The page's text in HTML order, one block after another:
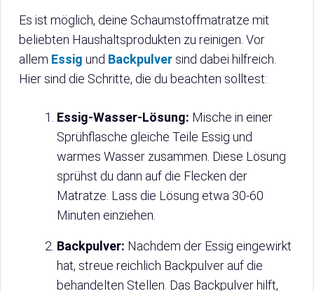
Es ist möglich, deine Schaumstoffmatratze mit
beliebten Haushaltsprodukten zu reinigen. Vor
allem Essig und Backpulver sind dabei hilfreich.
Hier sind die Schritte, die du beachten solltest:
Essig-Wasser-Lösung: Mische in einer
Sprühflasche gleiche Teile Essig und
warmes Wasser zusammen. Diese Lösung
sprühst du dann auf die Flecken der
Matratze. Lass die Lösung etwa 30-60
Minuten einziehen.
Backpulver: Nachdem der Essig eingewirkt
hat, streue reichlich Backpulver auf die
behandelten Stellen. Das Backpulver hilft,